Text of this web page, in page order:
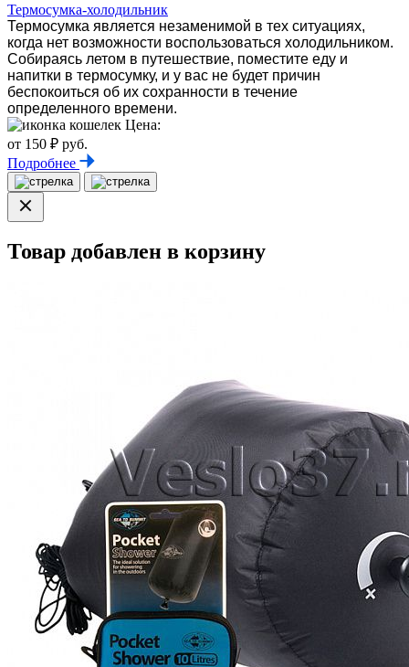
Термосумка-холодильник
Термосумка является незаменимой в тех ситуациях,
когда нет возможности воспользоваться холодильником.
Собираясь летом в путешествие, поместите еду и
напитки в термосумку, и у вас не будет причин
беспокоиться об их сохранности в течение
определенного времени.
Цена:
от 150 ₽ руб.
Подробнее
Товар добавлен в корзину